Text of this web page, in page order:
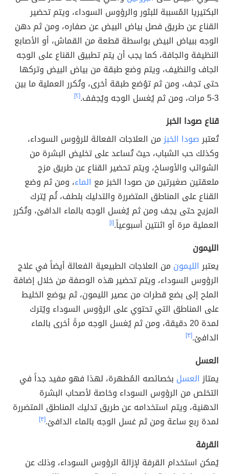
البكتيريا المُسببة للبثور والرؤوس السوداء، ويتم تحضير
القناع عن طريق فصل بياض البيض عن صفاره، ومن ثم دهن
الوجه ببياض البيض بواسطة قطعة من القماش، أو الأصابع
النظيفة والجافة، كما يجب أن يتم تطبيق القناع على الوجه
الجاف والنظيف، ويتم وضع طبقة من بياض البيض وتركها
حتى تجف، ومن ثم توُضع طبقة أخرى، وتُكرر العملية ما بين
3-5 مرات، ومن ثم يُغسل الوجه ويُجفف.
[٢]
قناع صودا الخبز
تُعتبرصودا الخبزمن العلاجات الفعالة للرؤوس السوداء،
وكذلك حب الشباب، حيث تُساعد على تخليض البشرة من
الشوائب والأوساخ، ويتم تحضير القناع عن طريق مزج
ملعقتين صغيرتين من صودا الخبز مع الماء، ومن ثم وضع
القناع على المناطق المتضررة والتدليك بلطف، ثُم يُترك
المزيج حتى يجف ومن ثم يُغسل الوجه بالماء الدافئ، وتُكرر
العملية مرة أو اثنتين أسبوعياً.[١]
الليمون
يعتبرالليمون من العلاجات الطبيعية الفعالة أيضاً في علاج
الرؤوس السوداء، ويتم تحضير هذه الوصفة من خلال إضافة
الملح إلى بضع قطرات من عصير الليمون، ثم يوضع الخليط
على المناطق التي تحتوي على الرؤوس السوداء ويُترك
لمدة 20 دقيقة، ومن ثم يُغسل الوجه مرةً أخرى بالماء
الدافئ.[٣]
العسل
يمتازالعسل بخصائصه المُطهرة، لهذا فهو مفيد جداً في
التخلص من الرؤوس السوداء وخاصة لأصحاب البشرة
الدهنية، ويتم استخدامه عن طريق تدليك المناطق المتضررة
لمدة ربع ساعة ومن ثم غسل الوجه بالماء الدافئ.[٣]
القرفة
يُمكن استخدام القرفة لإزالة الرؤوس السوداء، وذلك عن